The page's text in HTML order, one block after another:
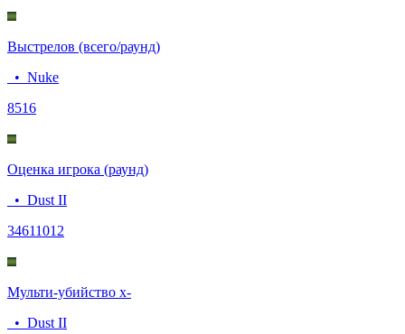
Выстрелов (всего/раунд)
• Nuke
8516
Оценка игрока (раунд)
• Dust II
34611012
Мульти-убийство x-
• Dust II